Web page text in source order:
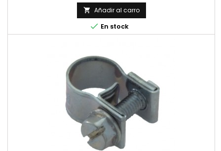
 Añadir al carro
 En stock